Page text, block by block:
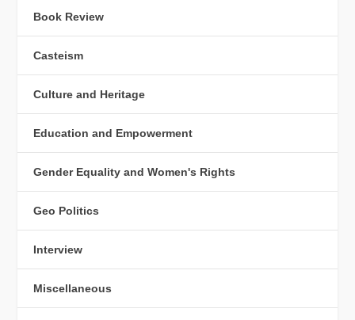
Book Review
Casteism
Culture and Heritage
Education and Empowerment
Gender Equality and Women's Rights
Geo Politics
Interview
Miscellaneous